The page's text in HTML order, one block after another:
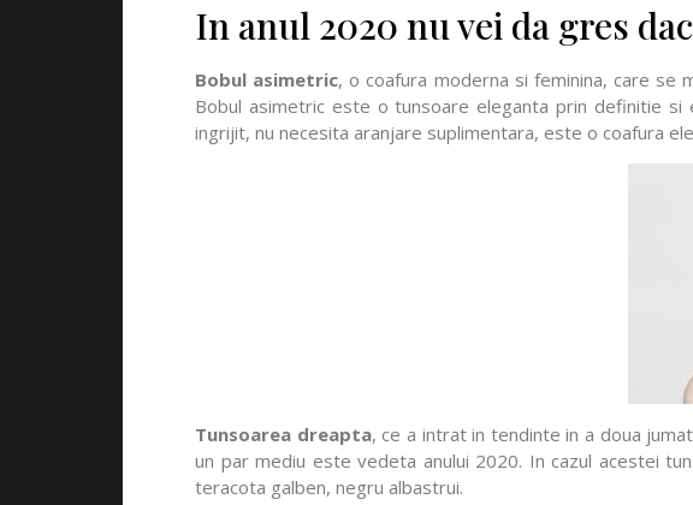
In anul 2020 nu vei da gres
Bobul asimetric, o coafura moderna si feminina, care se
Bobul asimetric este o tunsoare eleganta prin definitie
ingrijit, nu necesita aranjare suplimentara, este o coafura
Tunsoarea dreapta, ce a intrat in tendinte in a doua
un par mediu este vedeta anului 2020. In cazul acestei
teracota galben, negru albastrui.